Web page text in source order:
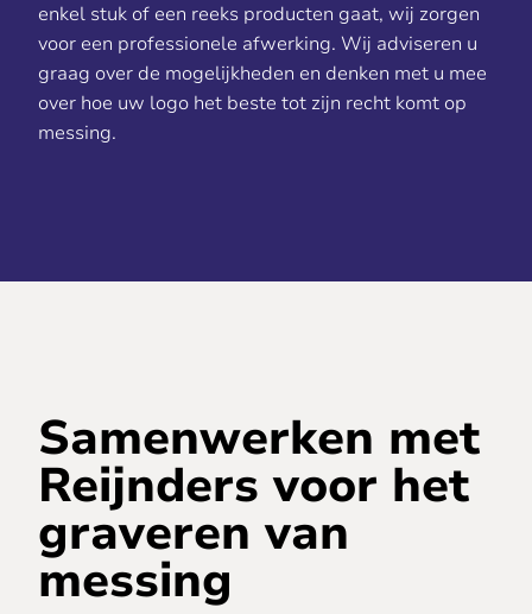
enkel stuk of een reeks producten gaat, wij zorgen
voor een professionele afwerking. Wij adviseren u
graag over de mogelijkheden en denken met u mee
over hoe uw logo het beste tot zijn recht komt op
messing.
Samenwerken met
Reijnders voor het
graveren van
messing